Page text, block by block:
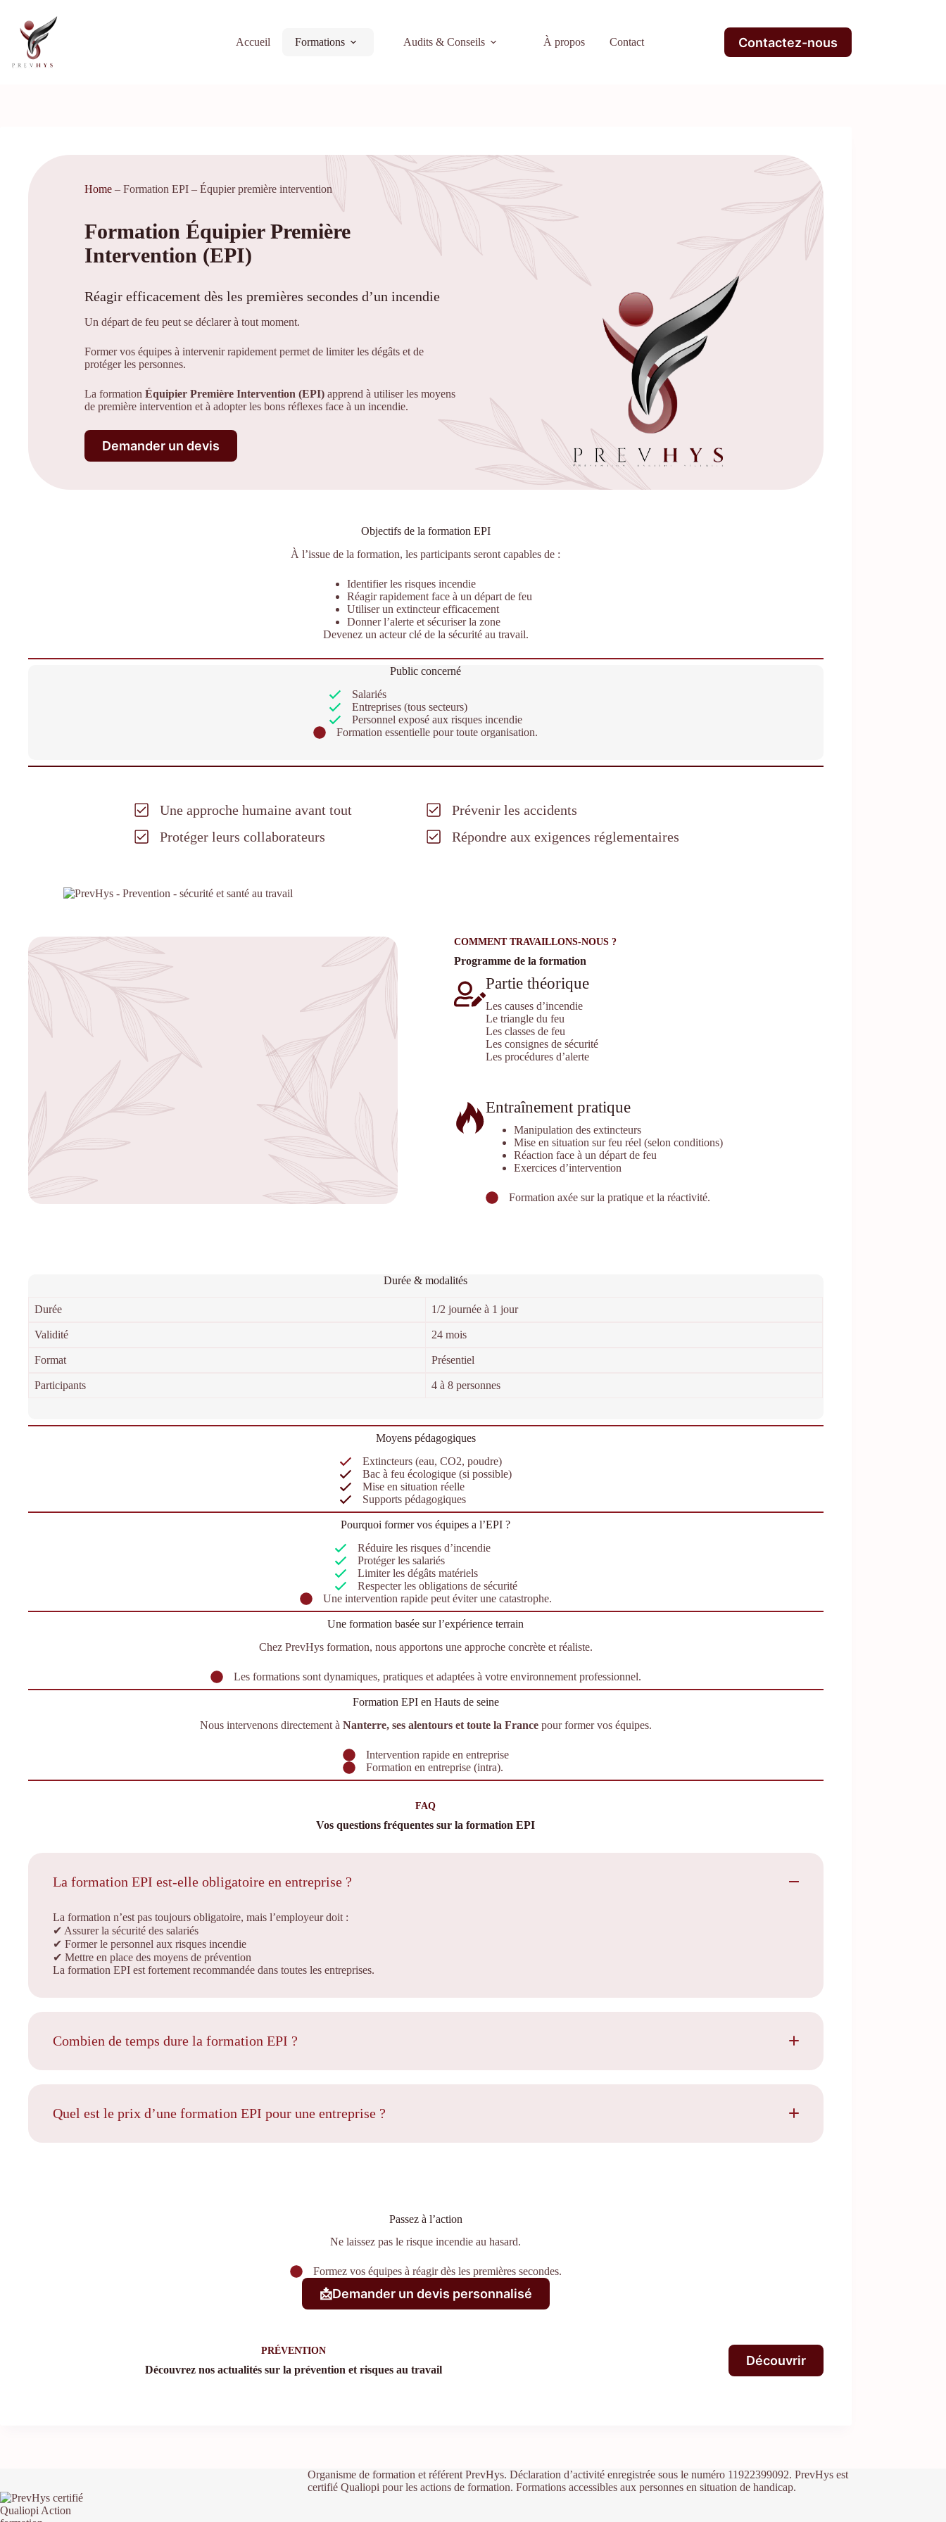
contenu
Accueil
Formations Audits & Conseils À propos Contact Contactez-nous
Home – Formation EPI – Équpier première intervention
Formation Équipier Première
Intervention (EPI)
Réagir efficacement dès les premières secondes d’un incendie
Un départ de feu peut se déclarer à tout moment.
Former vos équipes à intervenir rapidement permet de limiter les dégâts et de
protéger les personnes.
La formation Équipier Première Intervention (EPI) apprend à utiliser les moyens
de première intervention et à adopter les bons réflexes face à un incendie.
Demander un devis
Objectifs de la formation EPI
À l’issue de la formation, les participants seront capables de :
Identifier les risques incendie
Réagir rapidement face à un départ de feu
Utiliser un extincteur efficacement
Donner l’alerte et sécuriser la zone
Devenez un acteur clé de la sécurité au travail.
Public concerné
Salariés
Entreprises (tous secteurs)
Personnel exposé aux risques incendie
Formation essentielle pour toute organisation.
Une approche humaine avant tout
Prévenir les accidents
Protéger leurs collaborateurs
Répondre aux exigences réglementaires
COMMENT TRAVAILLONS-NOUS ?
Programme de la formation
Partie théorique
Les causes d’incendie
Le triangle du feu
Les classes de feu
Les consignes de sécurité
Les procédures d’alerte
Entraînement pratique
Manipulation des extincteurs
Mise en situation sur feu réel (selon conditions)
Réaction face à un départ de feu
Exercices d’intervention
Formation axée sur la pratique et la réactivité.
Durée & modalités
Durée 1/2 journée à 1 jour
Validité 24 mois
Format Présentiel
Participants 4 à 8 personnes
Moyens pédagogiques
Extincteurs (eau, CO2, poudre)
Bac à feu écologique (si possible)
Mise en situation réelle
Supports pédagogiques
Pourquoi former vos équipes a l’EPI ?
Réduire les risques d’incendie
Protéger les salariés
Limiter les dégâts matériels
Respecter les obligations de sécurité
Une intervention rapide peut éviter une catastrophe.
Une formation basée sur l’expérience terrain
Chez PrevHys formation, nous apportons une approche concrète et réaliste.
Les formations sont dynamiques, pratiques et adaptées à votre environnement professionnel.
Formation EPI en Hauts de seine
Nous intervenons directement à Nanterre, ses alentours et toute la Francepour former vos équipes.
Intervention rapide en entreprise
Formation en entreprise (intra).
FAQ
Vos questions fréquentes sur la formation EPI
La formation EPI est-elle obligatoire en entreprise ?
La formation n’est pas toujours obligatoire, mais l’employeur doit :
✔ Assurer la sécurité des salariés
✔ Former le personnel aux risques incendie
✔ Mettre en place des moyens de prévention
La formation EPI est fortement recommandée dans toutes les entreprises.
Combien de temps dure la formation EPI ?
Quel est le prix d’une formation EPI pour une entreprise ?
Passez à l’action
Ne laissez pas le risque incendie au hasard.
Formez vos équipes à réagir dès les premières secondes.
📩Demander un devis personnalisé
PRÉVENTION
Découvrez nos actualités sur la prévention et risques au travail
Découvrir
Organisme de formation et référent PrevHys. Déclaration d’activité enregistrée sous le numéro 11922399092. PrevHys est
certifié Qualiopi pour les actions de formation. Formations accessibles aux personnes en situation de handicap.